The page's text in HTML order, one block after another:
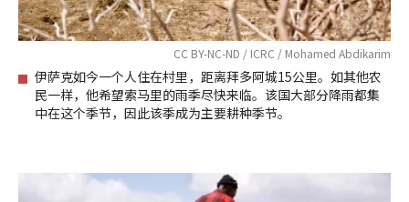
CC BY-NC-ND / ICRC / Mohamed Abdikarim
伊萨克如今一个人住在村里，距离拜多阿城15公里。如其他农
民一样，他希望索马里的雨季尽快来临。该国大部分降雨都集
中在这个季节，因此该季成为主要耕种季节。